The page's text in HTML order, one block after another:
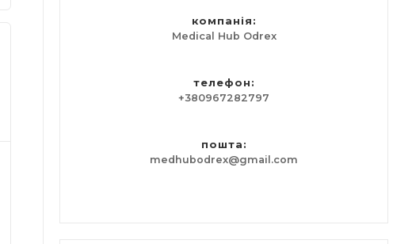
компанія:
Medical Hub Odrex
телефон:
+380967282797
пошта:
medhubodrex@gmail.com